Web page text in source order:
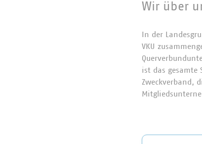
Wir über
In der
VKU
ist das gesamte
Zweckverband,